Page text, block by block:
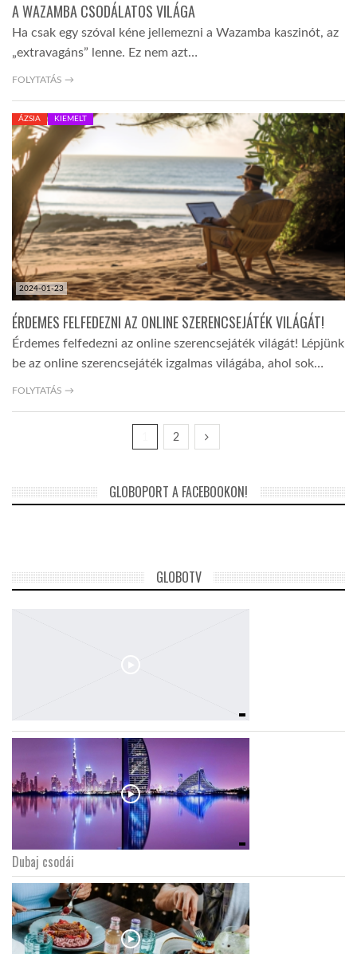
A WAZAMBA CSODÁLATOS VILÁGA
Ha csak egy szóval kéne jellemezni a Wazamba kaszinót, az
„extravagáns” lenne. Ez nem azt…
FOLYTATÁS →
2024-01-23
ÁZSIA KIEMELT
ÉRDEMES FELFEDEZNI AZ ONLINE SZERENCSEJÁTÉK VILÁGÁT!
Érdemes felfedezni az online szerencsejáték világát! Lépjünk
be az online szerencsejáték izgalmas világába, ahol sok…
FOLYTATÁS →
2
GLOBOPORT A FACEBOOKON!
GLOBOTV
Dubaj csodái